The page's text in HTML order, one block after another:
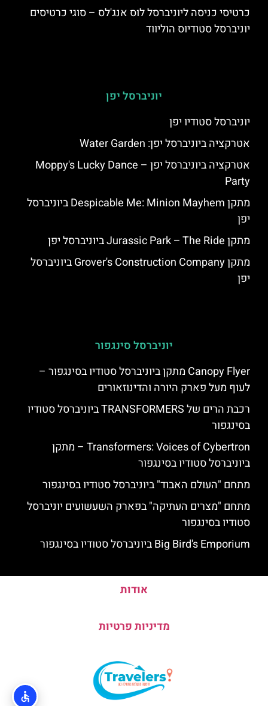
כרטיסי כניסה ליוניברסל לוס אנג'לס – סוגי כרטיסים
יוניברסל סטודיוס הוליווד
יוניברסל יפן
יוניברסל סטודיו יפן
אטרקציה ביוניברסל יפן: Water Garden
אטרקציה ביוניברסל יפן – Moppy's Lucky Dance
Party
מתקן Despicable Me: Minion Mayhem ביוניברסל
יפן
מתקן Jurassic Park – The Ride ביוניברסל יפן
מתקן Grover's Construction Company ביוניברסל
יפן
יוניברסל סינגפור
Canopy Flyer מתקן ביוניברסל סטודיו בסינגפור –
לעוף מעל פארק היורה והדינוזאורים
רכבת הרים של TRANSFORMERS ביוניברסל סטודיו
בסינגפור
Transformers: Voices of Cybertron – מתקן
ביוניברסל סטודיו בסינגפור
מתחם "העולם האבוד" ביוניברסל סטודיו בסינגפור
מתחם "מצרים העתיקה" בפארק השעשועים יוניברסל
סטודיו בסינגפור
Big Bird's Emporium ביוניברסל סטודיו בסינגפור
אודות
מדיניות פרטיות